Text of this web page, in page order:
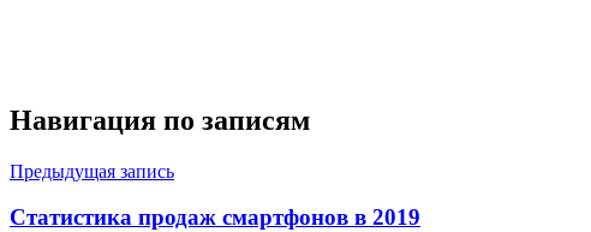
Навигация по записям
Предыдущая запись
Статистика продаж смартфонов в 2019